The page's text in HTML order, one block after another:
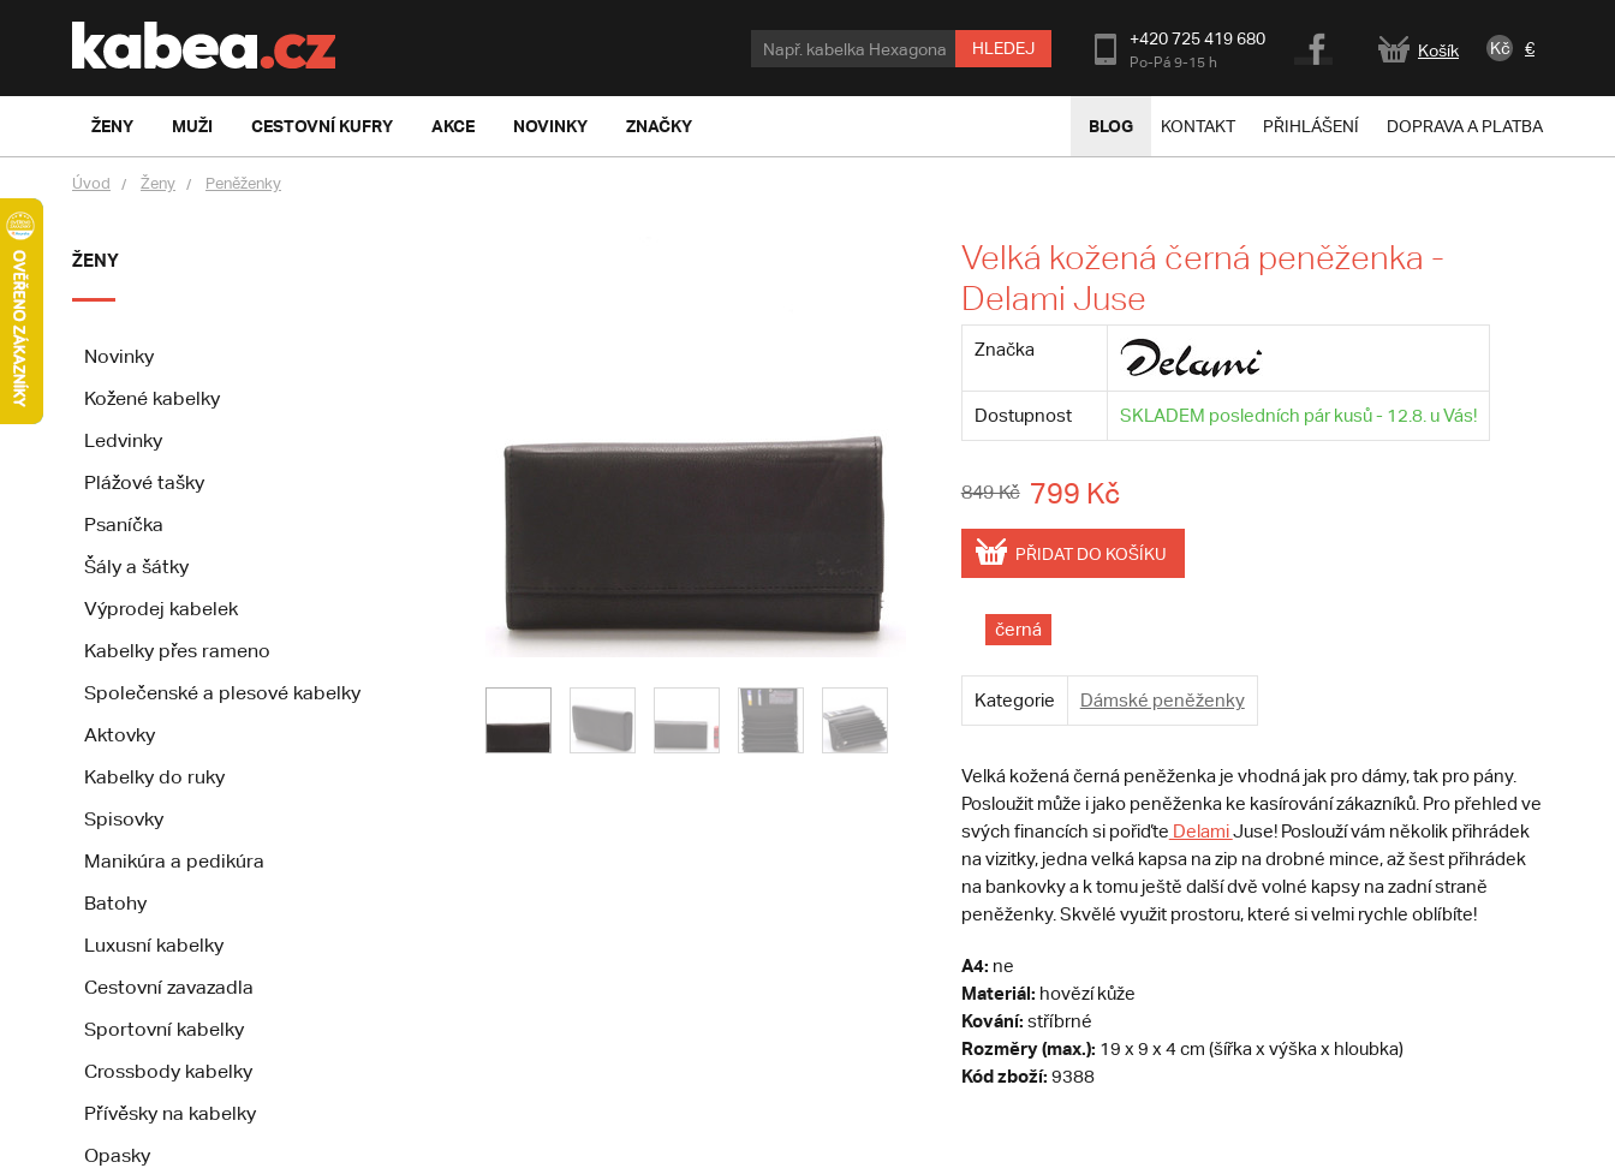
HLEDEJ +420 725 419 680
Po-Pá 9-15 h
Košík Kč €
ŽENY MUŽI CESTOVNÍ KUFRY AKCE NOVINKY ZNAČKY BLOG KONTAKT PŘIHLÁŠENÍ DOPRAVA A PLATBA
Úvod Ženy Peněženky
ŽENY
Novinky
Kožené kabelky
Ledvinky
Plážové tašky
Psaníčka
Šály a šátky
Výprodej kabelek
Kabelky přes rameno
Společenské a plesové kabelky
Aktovky
Kabelky do ruky
Spisovky
Manikúra a pedikúra
Batohy
Luxusní kabelky
Cestovní zavazadla
Sportovní kabelky
Crossbody kabelky
Přívěsky na kabelky
Opasky
Velká kožená černá peněženka -
Delami Juse
Značka
Dostupnost SKLADEM posledních pár kusů - 12.8. u Vás!
849 Kč 799 Kč
PŘIDAT DO KOŠÍKU
černá
Kategorie Dámské peněženky
Velká kožená černá peněženka je vhodná jak pro dámy, tak pro pány.
Posloužit může i jako peněženka ke kasírování zákazníků. Pro přehled ve
svých financích si pořiďte DelamiJuse! Poslouží vám několik přihrádek
na vizitky, jedna velká kapsa na zip na drobné mince, až šest přihrádek
na bankovky a k tomu ještě další dvě volné kapsy na zadní straně
peněženky. Skvělé využit prostoru, které si velmi rychle oblíbíte!
A4: ne
Materiál: hovězí kůže
Kování: stříbrné
Rozměry (max.): 19 x 9 x 4 cm (šířka x výška x hloubka)
Kód zboží: 9388